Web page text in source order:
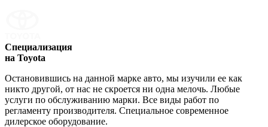
Специализация
на Toyota
Остановившись на данной марке авто, мы изучили ее как
никто другой, от нас не скроется ни одна мелочь. Любые
услуги по обслуживанию марки. Все виды работ по
регламенту производителя. Специальное современное
дилерское оборудование.